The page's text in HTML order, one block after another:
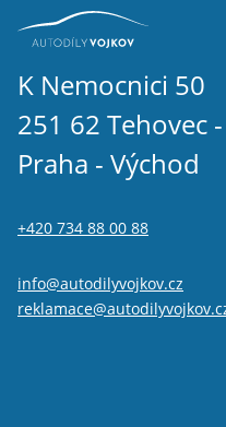
K Nemocnici 50
251 62 Tehovec
Praha - Východ
+420 734 88 00 88
info@autodilyvojkov.cz